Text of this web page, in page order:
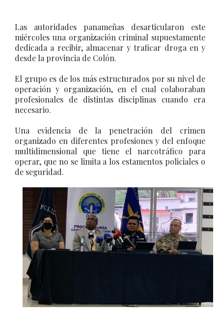
Las autoridades panameñas desarticularon este
miércoles una organización criminal supuestamente
dedicada a recibir, almacenar y traficar droga en y
desde la provincia de Colón.
El grupo es de los más estructurados por su nivel de
operación y organización, en el cual colaboraban
profesionales de distintas disciplinas cuando era
necesario.
Una evidencia de la penetración del crimen
organizado en diferentes profesiones y del enfoque
multidimensional que tiene el narcotráfico para
operar, que no se limita a los estamentos policiales o
de seguridad.